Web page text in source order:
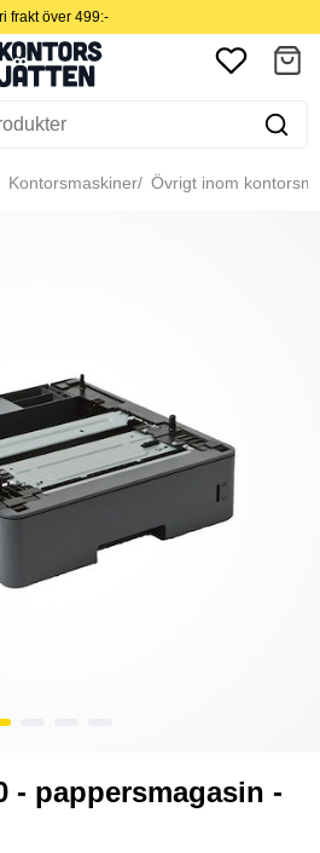
frakt över 499:-
Kontorsmaskiner Övrigt inom
- pappersmagasin -